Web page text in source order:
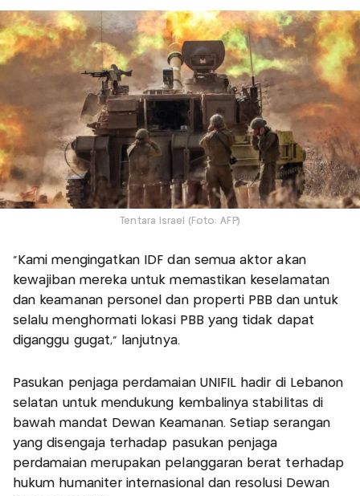
Tentara Israel (Foto: AFP)
"Kami mengingatkan IDF dan semua aktor akan
kewajiban mereka untuk memastikan keselamatan
dan keamanan personel dan properti PBB dan untuk
selalu menghormati lokasi PBB yang tidak dapat
diganggu gugat," lanjutnya.
Pasukan penjaga perdamaian UNIFIL hadir di Lebanon
selatan untuk mendukung kembalinya stabilitas di
bawah mandat Dewan Keamanan. Setiap serangan
yang disengaja terhadap pasukan penjaga
perdamaian merupakan pelanggaran berat terhadap
hukum humaniter internasional dan resolusi Dewan